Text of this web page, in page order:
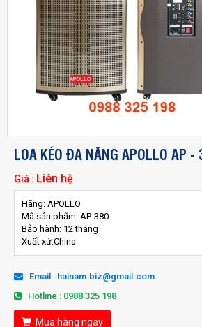
LOA KÉO ĐA NĂNG APOLLO AP -
Giá : Liên hệ
Hãng: APOLLO
Mã sản phẩm: AP-380
Bảo hành: 12 tháng
Xuất xứ:China
Email : hainam.biz@gmail.com
Hotline : 0988 325 198
Mua hàng ngay